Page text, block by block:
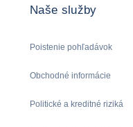
Naše služby
Poistenie pohľadávok
Obchodné informácie
Politické a kreditné riziká